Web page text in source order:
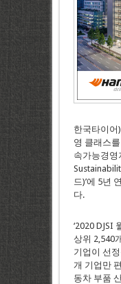
한국타이어
영 클래스
속가능경영
드)’에 5년
다.
‘2020 DJSI
상위 2,540
기업이 선
개 기업만
동차 부품